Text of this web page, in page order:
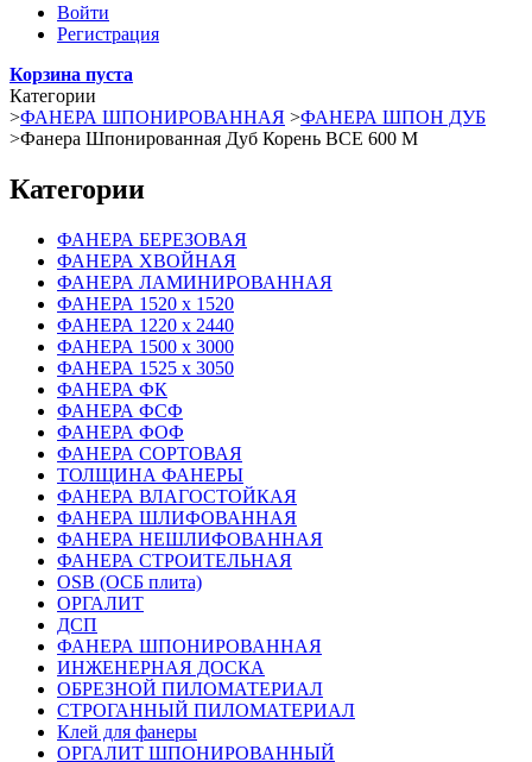
Войти
Регистрация
Корзина пуста
Категории
>ФАНЕРА ШПОНИРОВАННАЯ >ФАНЕРА ШПОН ДУБ
>Фанера Шпонированная Дуб Корень BCE 600 M
Категории
ФАНЕРА БЕРЕЗОВАЯ
ФАНЕРА ХВОЙНАЯ
ФАНЕРА ЛАМИНИРОВАННАЯ
ФАНЕРА 1520 х 1520
ФАНЕРА 1220 х 2440
ФАНЕРА 1500 х 3000
ФАНЕРА 1525 х 3050
ФАНЕРА ФК
ФАНЕРА ФСФ
ФАНЕРА ФОФ
ФАНЕРА СОРТОВАЯ
ТОЛЩИНА ФАНЕРЫ
ФАНЕРА ВЛАГОСТОЙКАЯ
ФАНЕРА ШЛИФОВАННАЯ
ФАНЕРА НЕШЛИФОВАННАЯ
ФАНЕРА СТРОИТЕЛЬНАЯ
OSB (ОСБ плита)
ОРГАЛИТ
ДСП
ФАНЕРА ШПОНИРОВАННАЯ
ИНЖЕНЕРНАЯ ДОСКА
ОБРЕЗНОЙ ПИЛОМАТЕРИАЛ
СТРОГАННЫЙ ПИЛОМАТЕРИАЛ
Клей для фанеры
ОРГАЛИТ ШПОНИРОВАННЫЙ